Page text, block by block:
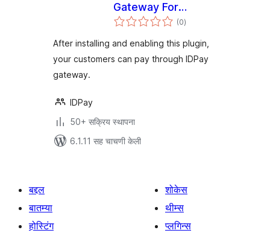
Gateway For
LearnPress (0एकूण
मूल्यांकन
)
After installing and enabling this plugin,
your customers can pay through IDPay
gateway.
IDPay
50+ सक्रिय स्थापना
6.1.11 सह चाचणी केली
बद्दल
बातम्या
होस्टिंग
शोकेस
थीम्स
प्लगिन्स